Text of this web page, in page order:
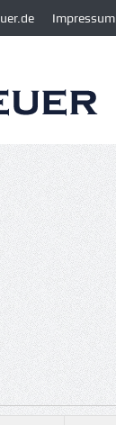
Impressum